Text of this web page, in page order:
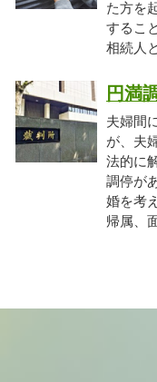
た方を
するこ
相続人
円満
夫婦間
が、夫
法的に
調停が
婚を考
帰属、